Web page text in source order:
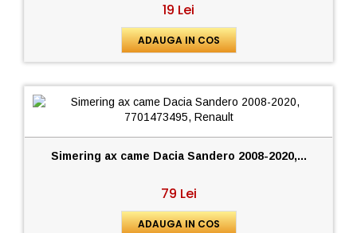
19 Lei
ADAUGA IN COS
Simering ax came Dacia Sandero 2008-2020,...
79 Lei
ADAUGA IN COS